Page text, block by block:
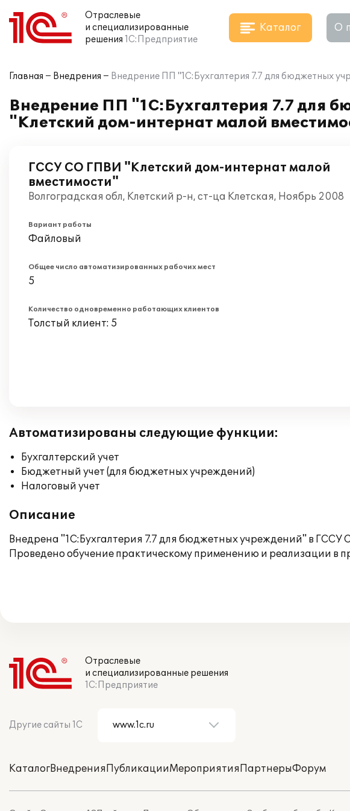
Отраслевые
и специализированные
решения 1С:Предприятие
Каталог О
Главная Внедрения Внедрение ПП "1С:Бухгалтерия 7.7 для бюджетных
Внедрение ПП "1С:Бухгалтерия 7.7 для
"Клетский дом-интернат малой
ГССУ СО ГПВИ "Клетский дом-интернат малой
вместимости"
Волгоградская обл, Клетский р-н, ст-ца Клетская, Ноябрь 2008
Вариант работы
Файловый
Общее число автоматизированных рабочих мест
5
Количество одновременно работающих клиентов
Толстый клиент: 5
Автоматизированы следующие функции:
Бухгалтерский учет
Бюджетный учет (для бюджетных учреждений)
Налоговый учет
Описание
Внедрена "1С:Бухгалтерия 7.7 для бюджетных учреждений" в
Проведено обучение практическому применению и реализации
Отраслевые
и специализированные решения
1С:Предприятие
Другие сайты 1С
КаталогВнедренияПубликацииМероприятияПартнерыФорум